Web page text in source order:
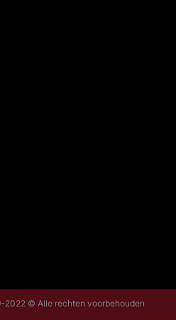
2022 © Alle rechten voorbehouden